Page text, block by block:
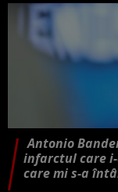
Antonio
infarctul care
care mi s-a